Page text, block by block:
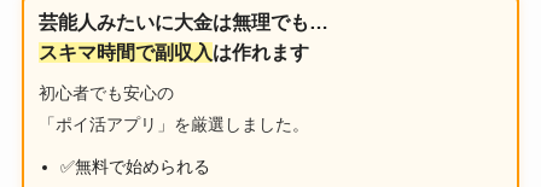
芸能人みたいに大金は無理でも…
スキマ時間で副収入は作れます
初心者でも安心の
「ポイ活アプリ」を厳選しました。
✅無料で始められる